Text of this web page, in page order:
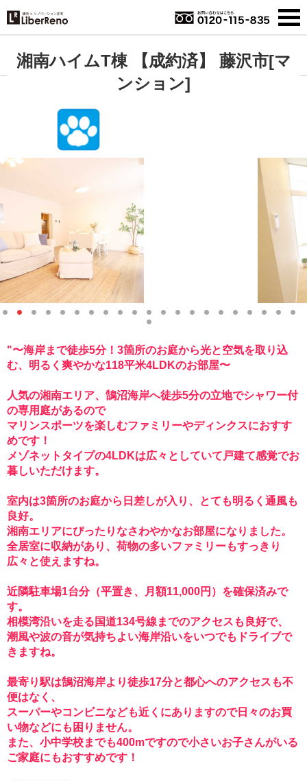
湘南ハイムT棟 【成約済】 藤沢市[マ
ンション]
0
1
3
4
5
7
8
9
0
2
"〜海岸まで徒歩5分！3箇所のお庭から光と空気を取り込
む、明るく爽やかな118平米4LDKのお部屋〜
人気の湘南エリア、鵠沼海岸へ徒歩5分の立地でシャワー付
の専用庭があるので
マリンスポーツを楽しむファミリーやディンクスにおすす
めです！
メゾネットタイプの4LDKは広々としていて戸建て感覚でお
暮しいただけます。
室内は3箇所のお庭から日差しが入り、とても明るく通風も
良好。
湘南エリアにぴったりなさわやかなお部屋になりました。
全居室に収納があり、荷物の多いファミリーもすっきり
広々と使えますね。
近隣駐車場1台分（平置き、月額11,000円）を確保済みで
す。
相模湾沿いを走る国道134号線までのアクセスも良好で、
潮風や波の音が気持ちよい海岸沿いをいつでもドライブで
きますね。
最寄り駅は鵠沼海岸より徒歩17分と都心へのアクセスも不
便はなく、
スーパーやコンビニなども近くにありますので日々のお買
い物などにも困りません。
また、小中学校までも400mですので小さいお子さんがいる
ご家庭にもおすすめです！